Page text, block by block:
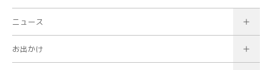
ニュース
お出かけ